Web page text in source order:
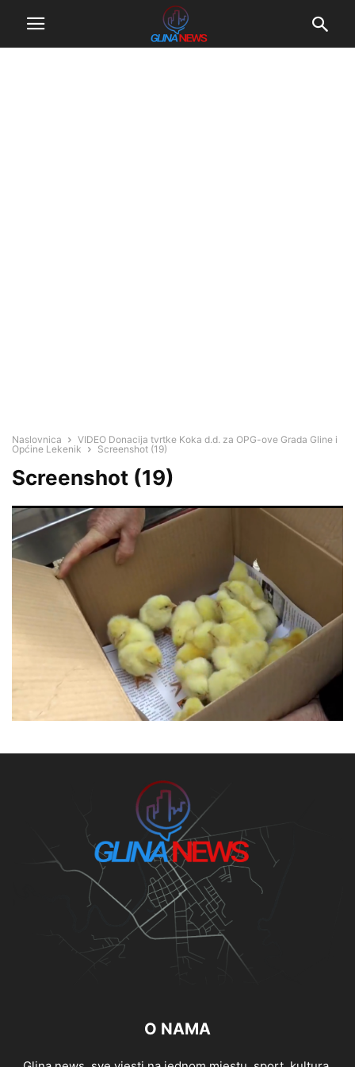
Naslovnica
VIDEO Donacija tvrtke Koka d.d. za OPG-ove Grada Gline i
Općine Lekenik
Screenshot (19)
Screenshot (19)
O NAMA